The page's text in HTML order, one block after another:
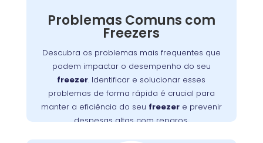
Problemas Comuns com
Freezers
Descubra os problemas mais frequentes que
podem impactar o desempenho do seu
freezer. Identificar e solucionar esses
problemas de forma rápida é crucial para
manter a eficiência do seu freezere prevenir
despesas altas com reparos.
desde falhas no motor até obstruções na
Detectar e resolver esses problemas
rapidamente é essencial para manter a
eficiência do seu freezer e evitar altos custos
com reparos
. A
Wandertec
, na Augusta,
oferece serviços especializados para
diagnosticar e corrigir esses problemas,
assegurando a durabilidade e o desempenho